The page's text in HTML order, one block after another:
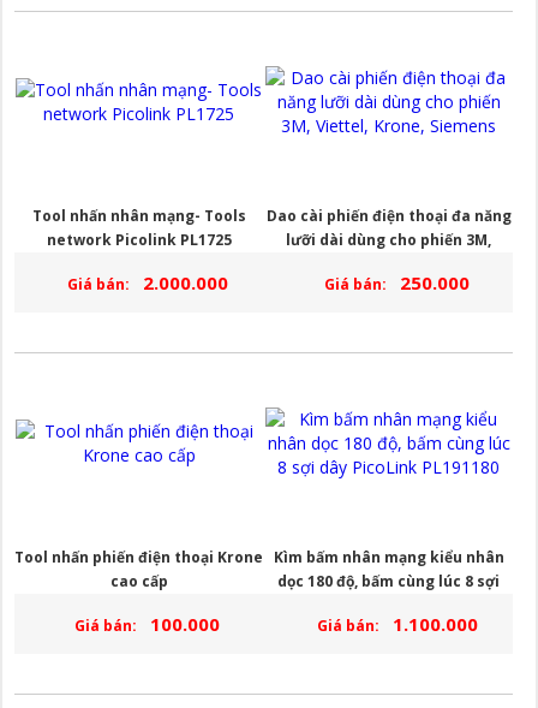
Tool nhấn nhân mạng- Tools
network Picolink PL1725
Giá bán: 2.000.000
Dao cài phiến điện thoại đa năng
lưỡi dài dùng cho phiến 3M,
Giá bán:
250.000
Tool nhấn phiến điện thoại Krone
cao cấp
Giá bán: 100.000
Kìm bấm nhân mạng kiểu nhân
dọc 180 độ, bấm cùng lúc 8 sợi
Giá bán:
1.100.000